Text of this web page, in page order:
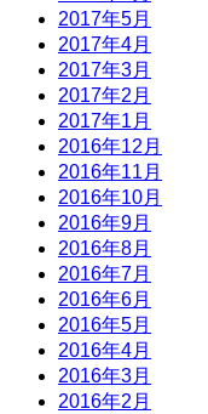
2017年5月
2017年4月
2017年3月
2017年2月
2017年1月
2016年12月
2016年11月
2016年10月
2016年9月
2016年8月
2016年7月
2016年6月
2016年5月
2016年4月
2016年3月
2016年2月